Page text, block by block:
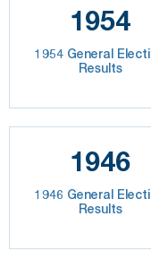
1954
1954 General
Results
1946
1946 General
Results